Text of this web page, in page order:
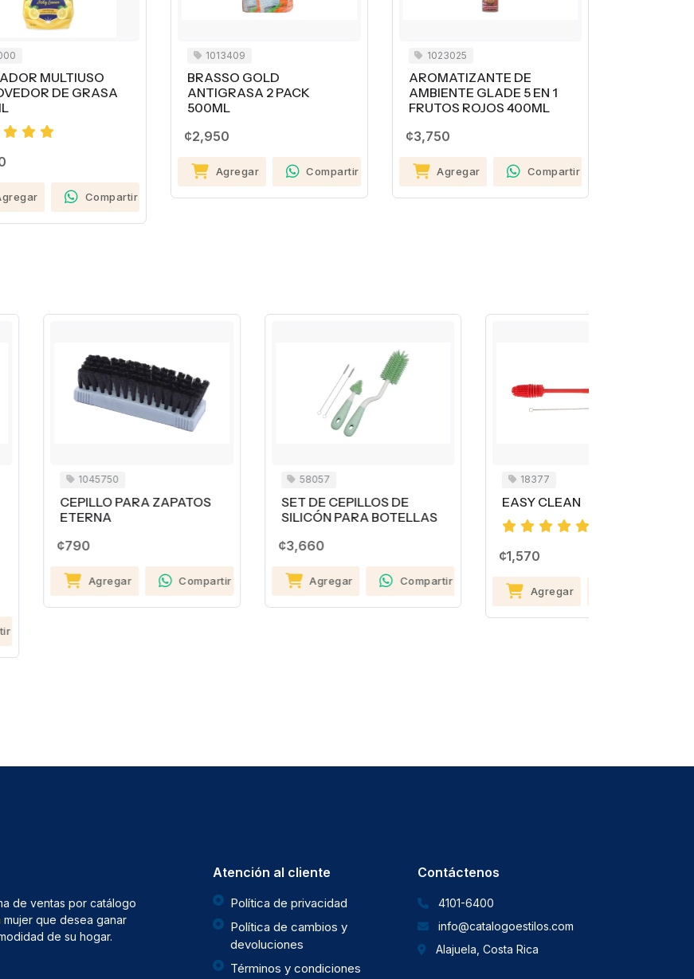
MULTIUSO
DE GRASA
Compartir
1013409
BRASSO GOLD
ANTIGRASA 2 PACK
500ML
¢2,950
Agregar Compartir
1023025
AROMATIZANTE DE
AMBIENTE GLADE 5 EN 1
FRUTOS ROJOS 400ML
¢3,750
Agregar Compartir
PARA ZAPATOS
Compartir
SET DE CEPILLOS DE
SILICÓN PARA BOTELLAS
Agregar Compartir
EASY CLEAN
Compartir
de ventas por catálogo
que desea ganar
de su hogar.
Atención al cliente
Política de privacidad
Política de cambios y
devoluciones
Términos y condiciones
Contáctenos
4101-6400
info@catalogoestilos.com
Alajuela, Costa Rica